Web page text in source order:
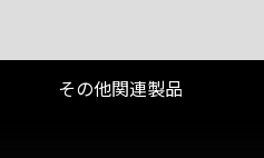
その他関連製品